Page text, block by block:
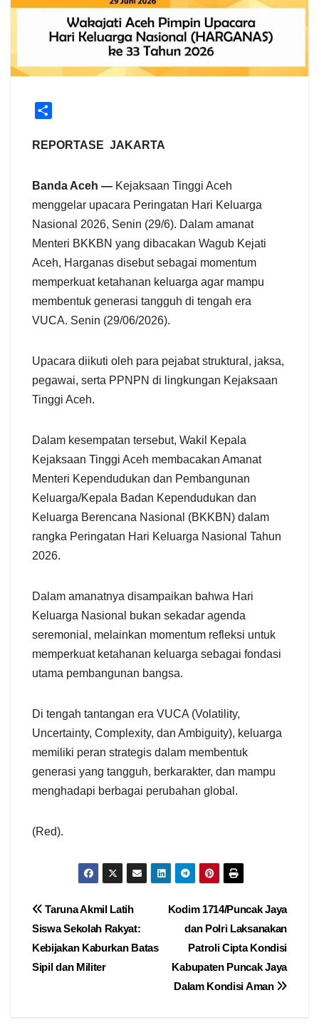
a
REPORTASE JAKARTA
Banda Aceh — Kejaksaan Tinggi Aceh
menggelar upacara Peringatan Hari Keluarga
Nasional 2026, Senin (29/6). Dalam amanat
Menteri BKKBN yang dibacakan Wagub Kejati
Aceh, Harganas disebut sebagai momentum
memperkuat ketahanan keluarga agar mampu
membentuk generasi tangguh di tengah era
VUCA. Senin (29/06/2026).
Upacara diikuti oleh para pejabat struktural, jaksa,
pegawai, serta PPNPN di lingkungan Kejaksaan
Tinggi Aceh.
Dalam kesempatan tersebut, Wakil Kepala
Kejaksaan Tinggi Aceh membacakan Amanat
Menteri Kependudukan dan Pembangunan
Keluarga/Kepala Badan Kependudukan dan
Keluarga Berencana Nasional (BKKBN) dalam
rangka Peringatan Hari Keluarga Nasional Tahun
2026.
Dalam amanatnya disampaikan bahwa Hari
Keluarga Nasional bukan sekadar agenda
seremonial, melainkan momentum refleksi untuk
memperkuat ketahanan keluarga sebagai fondasi
utama pembangunan bangsa.
Di tengah tantangan era VUCA (Volatility,
Uncertainty, Complexity, dan Ambiguity), keluarga
memiliki peran strategis dalam membentuk
generasi yang tangguh, berkarakter, dan mampu
menghadapi berbagai perubahan global.
(Red).
Navigasi
pos
Kodim 1714/Puncak Jaya
dan Polri Laksanakan
Patroli Cipta Kondisi
Kabupaten Puncak Jaya
Dalam Kondisi Aman
Taruna Akmil Latih
Siswa Sekolah Rakyat:
Kebijakan Kaburkan Batas
Sipil dan Militer